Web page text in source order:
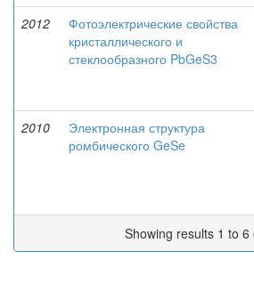
2012
Фотоэлектрические свойства
кристаллического и
стеклообразного PbGeS3
2010
Электронная структура
ромбического GeSe
Showing results 1 to 6